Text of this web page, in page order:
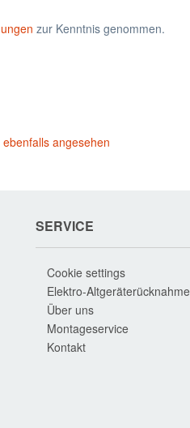
zur Kenntnis genommen.
angesehen
SERVICE
Cookie settings
Elektro-Altgeräterücknahme
Über uns
Montageservice
Kontakt